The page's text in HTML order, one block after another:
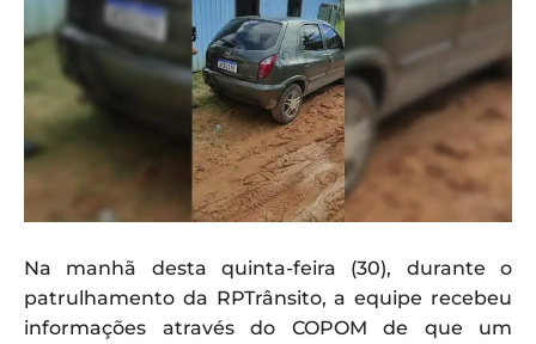
Na manhã desta quinta-feira (30), durante o
patrulhamento da RPTrânsito, a equipe recebeu
informações através do COPOM de que um